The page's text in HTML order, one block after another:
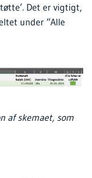
Det er vigtigt,
under “Alle
af skemaet, som